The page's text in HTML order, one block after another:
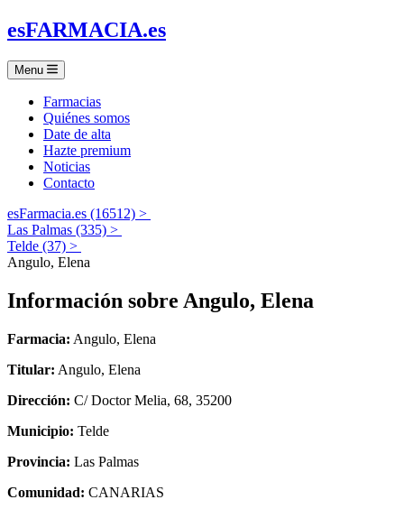
esFARMACIA.es
Menu
Farmacias
Quiénes somos
Date de alta
Hazte premium
Noticias
Contacto
esFarmacia.es (16512) >
Las Palmas (335) >
Telde (37) >
Angulo, Elena
Información sobre Angulo, Elena
Farmacia: Angulo, Elena
Titular: Angulo, Elena
Dirección: C/ Doctor Melia, 68, 35200
Municipio: Telde
Provincia: Las Palmas
Comunidad: CANARIAS